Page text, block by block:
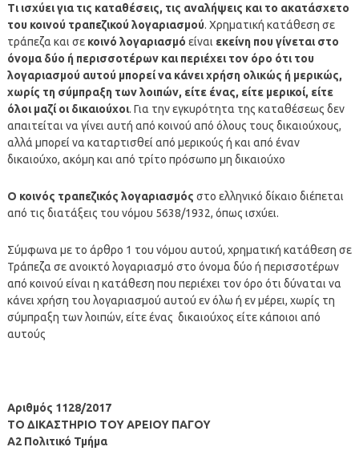
Τι ισχύει για τις καταθέσεις, τις αναλήψεις και το ακατάσχετο
του κοινού τραπεζικού λογαριασμού. Χρηματική κατάθεση σε
τράπεζα και σε κοινό λογαριασμό είναι εκείνη που γίνεται στο
όνομα δύο ή περισσοτέρων και περιέχει τον όρο ότι του
λογαριασμού αυτού μπορεί να κάνει χρήση ολικώς ή μερικώς,
χωρίς τη σύμπραξη των λοιπών, είτε ένας, είτε μερικοί, είτε
όλοι μαζί οι δικαιούχοι. Για την εγκυρότητα της καταθέσεως δεν
απαιτείται να γίνει αυτή από κοινού από όλους τους δικαιούχους,
αλλά μπορεί να καταρτισθεί από μερικούς ή και από έναν
δικαιούχο, ακόμη και από τρίτο πρόσωπο μη δικαιούχο
Ο κοινός τραπεζικός λογαριασμός στο ελληνικό δίκαιο διέπεται
από τις διατάξεις του νόμου 5638/1932, όπως ισχύει.
Σύμφωνα με το άρθρο 1 του νόμου αυτού, χρηματική κατάθεση σε
Τράπεζα σε ανοικτό λογαριασμό στο όνομα δύο ή περισσοτέρων
από κοινού είναι η κατάθεση που περιέχει τον όρο ότι δύναται να
κάνει χρήση του λογαριασμού αυτού εν όλω ή εν μέρει, χωρίς τη
σύμπραξη των λοιπών, είτε ένας δικαιούχος είτε κάποιοι από
αυτούς
Αριθμός 1128/2017
ΤΟ ΔΙΚΑΣΤΗΡΙΟ ΤΟΥ ΑΡΕΙΟΥ ΠΑΓΟΥ
A2 Πολιτικό Τμήμα